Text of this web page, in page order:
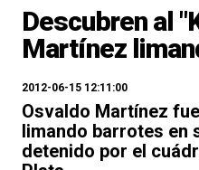
Descubren al
Martínez
2012-06-15 12:11:00
Osvaldo Martínez
limando barrotes en
detenido por el